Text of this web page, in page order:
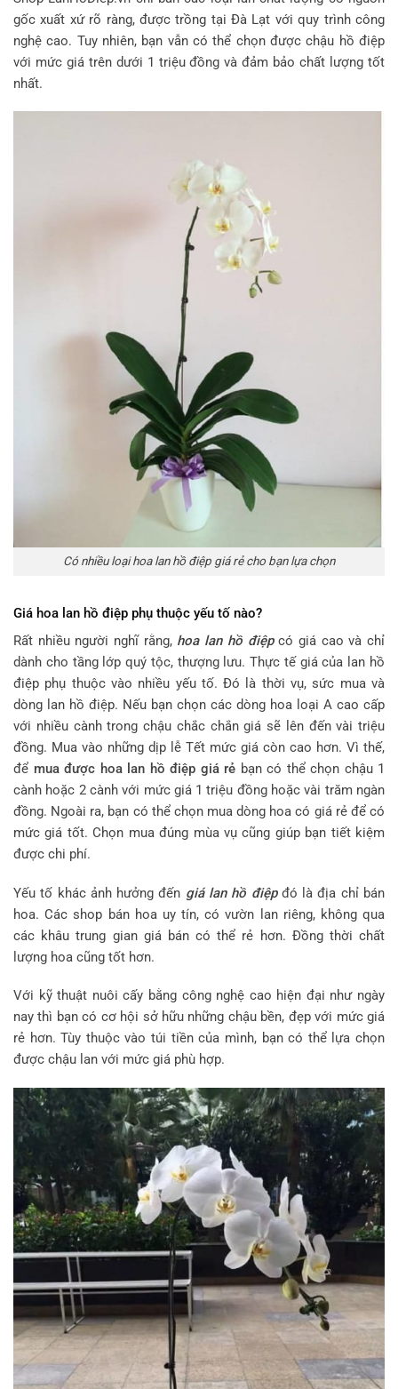
gốc xuất xứ rõ ràng, được trồng tại Đà Lạt với quy trình công
nghệ cao. Tuy nhiên, bạn vẫn có thể chọn được chậu hồ điệp
với mức giá trên dưới 1 triệu đồng và đảm bảo chất lượng tốt
nhất.
Có nhiều loại hoa lan hồ điệp giá rẻ cho bạn lựa chọn
Giá hoa lan hồ điệp phụ thuộc yếu tố nào?
Rất nhiều người nghĩ rằng, hoa lan hồ điệpcó giá cao và chỉ
dành cho tầng lớp quý tộc, thượng lưu. Thực tế giá của lan hồ
điệp phụ thuộc vào nhiều yếu tố. Đó là thời vụ, sức mua và
dòng lan hồ điệp. Nếu bạn chọn các dòng hoa loại A cao cấp
với nhiều cành trong chậu chắc chắn giá sẽ lên đến vài triệu
đồng. Mua vào những dịp lễ Tết mức giá còn cao hơn. Vì thế,
để mua được hoa lan hồ điệp giá rẻ bạn có thể chọn chậu 1
cành hoặc 2 cành với mức giá 1 triệu đồng hoặc vài trăm ngàn
đồng. Ngoài ra, bạn có thể chọn mua dòng hoa có giá rẻ để có
mức giá tốt. Chọn mua đúng mùa vụ cũng giúp bạn tiết kiệm
được chi phí.
Yếu tố khác ảnh hưởng đến giá lan hồ điệpđó là địa chỉ bán
hoa. Các shop bán hoa uy tín, có vườn lan riêng, không qua
các khâu trung gian giá bán có thể rẻ hơn. Đồng thời chất
lượng hoa cũng tốt hơn.
Với kỹ thuật nuôi cấy bằng công nghệ cao hiện đại như ngày
nay thì bạn có cơ hội sở hữu những chậu bền, đẹp với mức giá
rẻ hơn. Tùy thuộc vào túi tiền của mình, bạn có thể lựa chọn
được chậu lan với mức giá phù hợp.